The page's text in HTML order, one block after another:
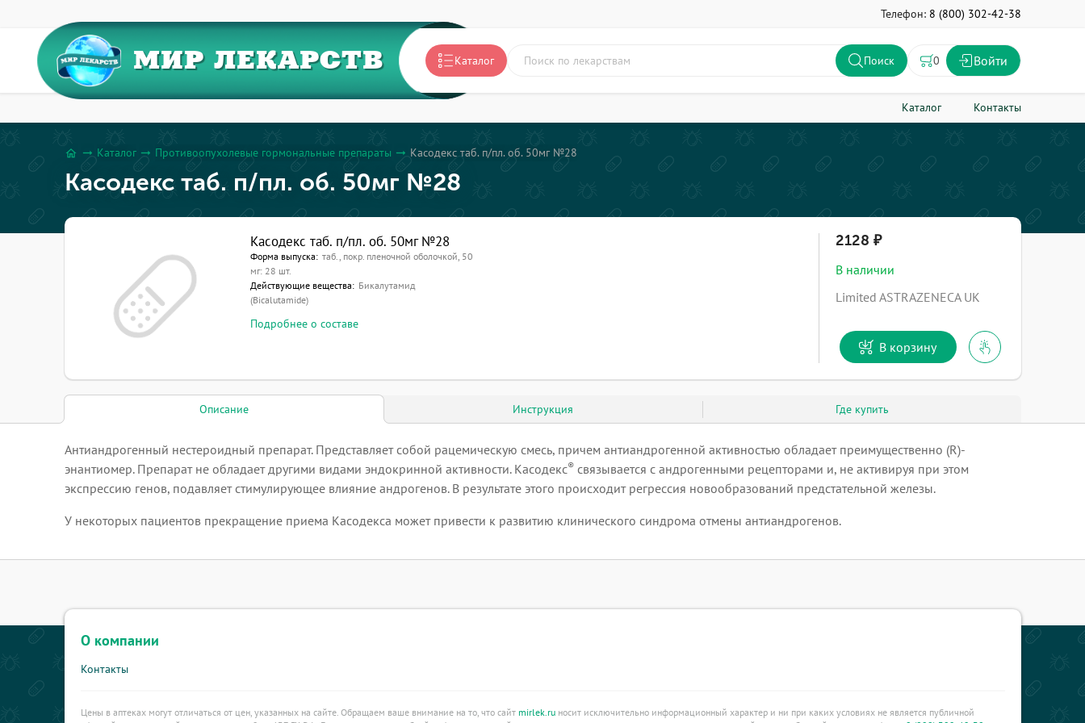
Телефон: 8 (800) 302-42-38
МИР ЛЕКАРСТВ Каталог Поиск 0 Войти
Каталог Контакты
home arrow_right_alt Каталог arrow_right_alt Противоопухолевые гормональные препараты arrow_right_alt Касодекс таб. п/пл. об. 50мг №28
Касодекс таб. п/пл. об. 50мг №28
Касодекс таб. п/пл. об. 50мг №28
Форма выпуска: таб., покр. пленочной оболочкой, 50
мг: 28 шт.
Действующие вещества: Бикалутамид
(Bicalutamide)
Подробнее о составе
2128
В наличии
Limited ASTRAZENECA UK
В корзину
Описание Инструкция Где купить
Антиандрогенный нестероидный препарат. Представляет собой рацемическую смесь, причем антиандрогенной активностью обладает преимущественно (R)-
энантиомер. Препарат не обладает другими видами эндокринной активности. Касодекс®связывается с андрогенными рецепторами и, не активируя при этом
экспрессию генов, подавляет стимулирующее влияние андрогенов. В результате этого происходит регрессия новообразований предстательной железы.
У некоторых пациентов прекращение приема Касодекса может привести к развитию клинического синдрома отмены антиандрогенов.
О компании
Контакты
Цены в аптеках могут отличаться от цен, указанных на сайте. Обращаем ваше внимание на то, что сайт mirlek.ruносит исключительно информационный характер и ни при каких условиях не является публичной